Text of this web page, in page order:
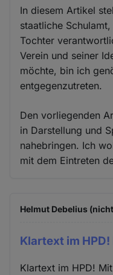
In diesem Artikel
staatliche
Tochter
Verein und seiner
möchte, bin ich
entgegenzutreten.
Den vorliegenden
in Darstellung und
nahebringen. Ich
mit dem Eintreten
Helmut Debelius
Klartext im
Klartext im HPD!